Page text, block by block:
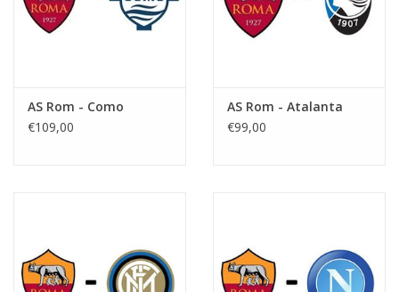
AS Rom - Como
€109,00
AS Rom - Atalanta
€99,00